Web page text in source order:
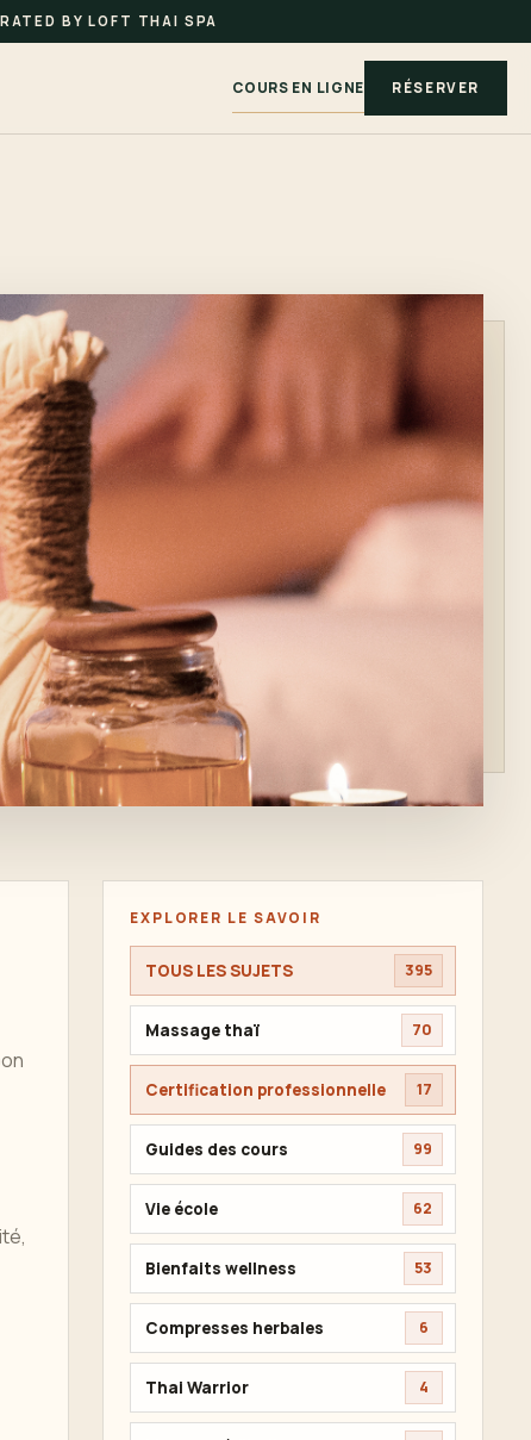
BY LOFT THAI SPA
COURS EN LIGNE RÉSERVER
EXPLORER LE SAVOIR
TOUS LES SUJETS 395
Massage thaï 70
Certification professionnelle 17
Guides des cours 99
Vie école 62
Bienfaits wellness 53
Compresses herbales 6
Thai Warrior 4